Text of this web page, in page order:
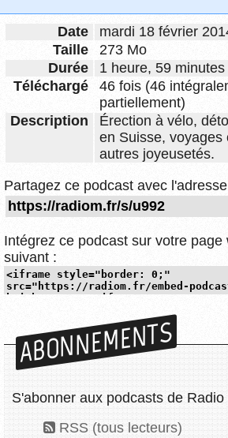
Date
mardi 18 février
Taille
273 Mo
Durée
1 heure, 59
Téléchargé
46 fois (46
partiellement)
Description
Érection à vélo,
en Suisse, voyages
autres joyeusetés.
Partagez ce podcast avec
Intégrez ce podcast sur votre page
suivant :
ABONNEMENTS
S'abonner aux podcasts de Radio
RSS (tous lecteurs)